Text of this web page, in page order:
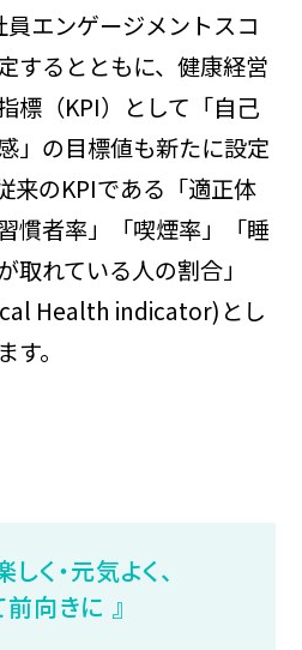
員エンゲージメントスコ
するとともに、健康経営
標（KPI）として「自己
」の目標値も新たに設定
来のKPIである「適正体
慣者率」「喫煙率」「睡
取れている人の割合」
Health indicator)とし
。
しく・元気よく、
前向きに 』